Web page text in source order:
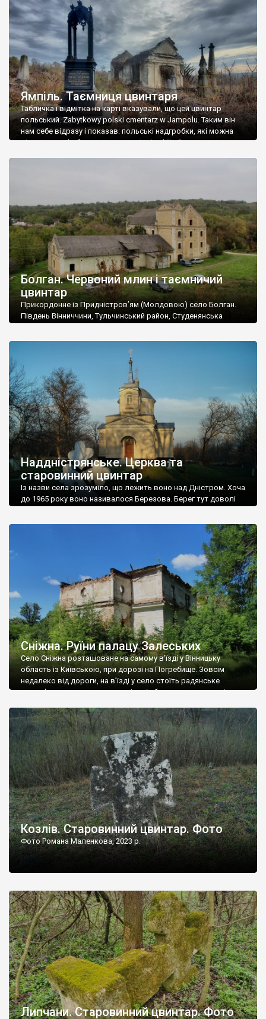
Ямпіль. Таємниця цвинтаря
Табличка і відмітка на карті вказували, що цей цвинтар
польський. Zabytkowy polski cmentarz w Jampolu. Таким він
нам себе відразу і показав: польські надгробки, які можна
віднести до фабричних, польські епітафії… Загалом цвинтар
Болган. Червоний млин і таємничий
цвинтар
Прикордонне із Придністров’ям (Молдовою) село Болган.
Південь Вінниччини, Тульчинський район, Студенянська
старовинний цвинтар із кам’яними хрестами. Всі епітафії, які
збереглися, написані кирилицею, церковнослов’янською
мовою. За всіма традиційними ознаками – цвинтар
український. Хрести датуються 19 століттям. У 1924-1940
роках Болган […]
Наддністрянське. Церква та
старовинний цвинтар
Із назви села зрозуміло, що лежить воно над Дністром. Хоча
до 1965 року воно називалося Березова. Берег тут доволі
Наддністрянське відрізняється від більшості навколишніх
сіл. У селі є мурована Михайлівська церква. Точної дати […]
Сніжна. Руїни палацу Залеських
Село Сніжна розташоване на самому в’їзді у Вінницьку
область із Київською, при дорозі на Погребище. Зовсім
недалеко від дороги, на в’їзді у село стоїть радянське
рельєфне пано, яке показує жінку і яблуню, а трохи далі, десь
не видно, але видно дві стареньких колії у траві – […]
Козлів. Старовинний цвинтар. Фото
Фото Романа Маленкова, 2023 р.
Липчани. Старовинний цвинтар. Фото